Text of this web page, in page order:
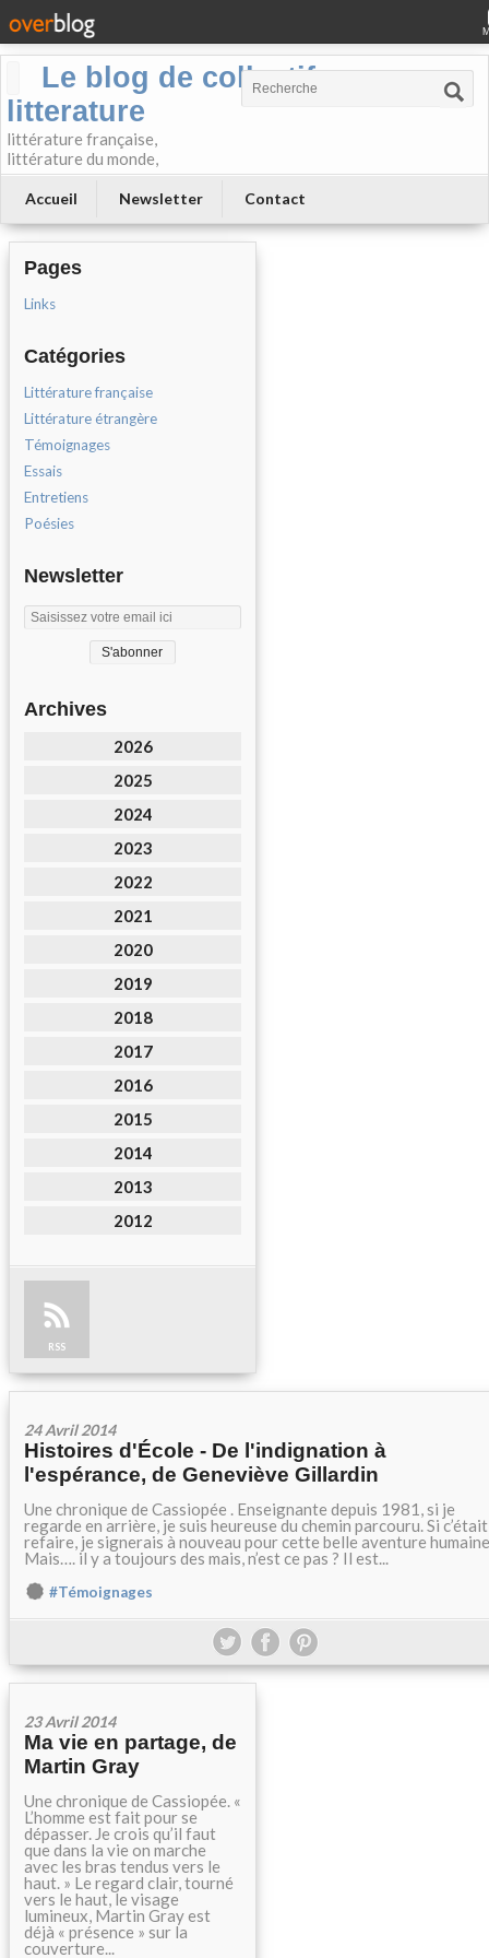
Le blog de collectif-
litterature
littérature française,
littérature du monde,
Accueil Newsletter Contact
Pages
Links
Catégories
Littérature française
Littérature étrangère
Témoignages
Essais
Entretiens
Poésies
Newsletter
Archives
2026
2025
2024
2023
2022
2021
2020
2019
2018
2017
2016
2015
2014
2013
2012
RSS
24 Avril 2014
Histoires d'École - De l'indignation à
l'espérance, de Geneviève Gillardin
Une chronique de Cassiopée . Enseignante depuis 1981, si je
regarde en arrière, je suis heureuse du chemin parcouru. Si
refaire, je signerais à nouveau pour cette belle aventure
Mais…. il y a toujours des mais, n’est ce pas ? Il est...
#Témoignages
23 Avril 2014
Ma vie en partage, de
Martin Gray
Une chronique de Cassiopée. «
L’homme est fait pour se
dépasser. Je crois qu’il faut
que dans la vie on marche
avec les bras tendus vers le
haut. » Le regard clair, tourné
vers le haut, le visage
lumineux, Martin Gray est
déjà « présence » sur la
couverture...